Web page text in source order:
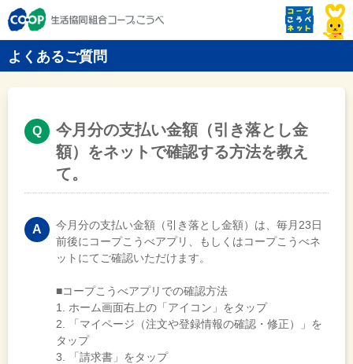
よくあるご質問
今月分の支払い金額（引き落とし金
額）をネットで確認する方法を教え
て。
今月分の支払い金額（引き落とし金額）は、毎月23日
前後にコープこうべアプリ、もしくはコープこうべネ
ットにてご確認いただけます。
■コープこうべアプリでの確認方法
1. ホーム画面右上の「アイコン」をタップ
2. 「マイページ（注文や登録情報の確認・修正）」を
タップ
3. 「請求書」をタップ